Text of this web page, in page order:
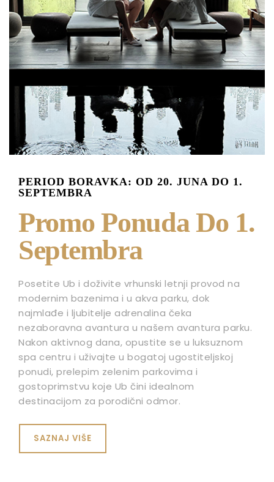
PERIOD BORAVKA: OD 20. JUNA DO 1.
SEPTEMBRA
Promo Ponuda Do 1.
Septembra
Posetite Ub i doživite vrhunski letnji provod na
modernim bazenima i u akva parku, dok
najmlađe i ljubitelje adrenalina čeka
nezaboravna avantura u našem avantura parku.
Nakon aktivnog dana, opustite se u luksuznom
spa centru i uživajte u bogatoj ugostiteljskoj
ponudi, prelepim zelenim parkovima i
gostoprimstvu koje Ub čini idealnom
destinacijom za porodični odmor.
SAZNAJ VIŠE